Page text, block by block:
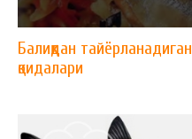
Балиқдан
қоидалари